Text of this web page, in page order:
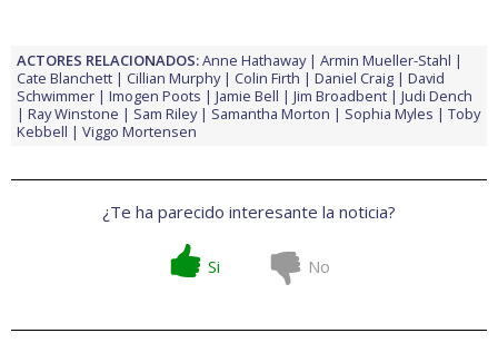
ACTORES RELACIONADOS:Anne Hathaway
Armin Mueller-Stahl
Cate Blanchett
Cillian Murphy Colin Firth Daniel Craig
David
Schwimmer
Imogen Poots Jamie Bell Jim Broadbent
Judi Dench
Ray Winstone
Sam Riley Samantha Morton Sophia Myles
Toby
Kebbell
Viggo Mortensen
¿Te ha parecido interesante la noticia?
Si No